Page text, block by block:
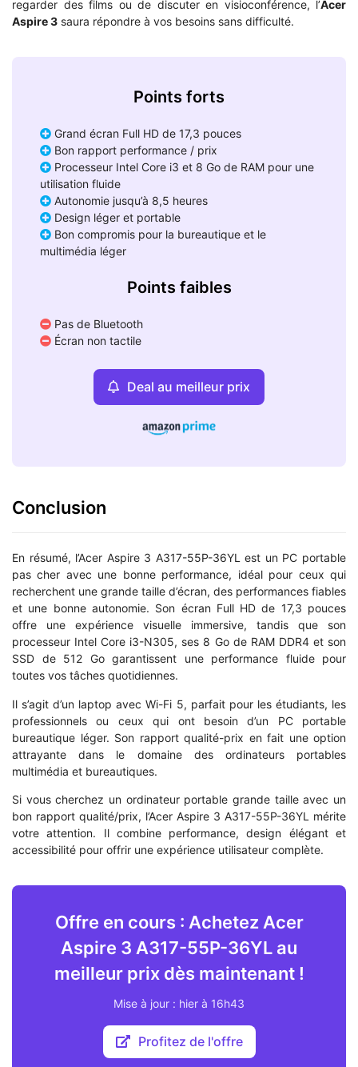
regarder des films ou de discuter en visioconférence, l’Acer
Aspire 3 saura répondre à vos besoins sans difficulté.
Points forts
Grand écran Full HD de 17,3 pouces
Bon rapport performance / prix
Processeur Intel Core i3 et 8 Go de RAM pour une
utilisation fluide
Autonomie jusqu’à 8,5 heures
Design léger et portable
Bon compromis pour la bureautique et le
multimédia léger
Points faibles
Pas de Bluetooth
Écran non tactile
Deal au meilleur prix
Conclusion
En résumé, l’Acer Aspire 3 A317-55P-36YL est un PC portable
pas cher avec une bonne performance, idéal pour ceux qui
recherchent une grande taille d’écran, des performances fiables
et une bonne autonomie. Son écran Full HD de 17,3 pouces
offre une expérience visuelle immersive, tandis que son
processeur Intel Core i3-N305, ses 8 Go de RAM DDR4 et son
SSD de 512 Go garantissent une performance fluide pour
toutes vos tâches quotidiennes.
Il s’agit d’un laptop avec Wi-Fi 5, parfait pour les étudiants, les
professionnels ou ceux qui ont besoin d’un PC portable
bureautique léger. Son rapport qualité-prix en fait une option
attrayante dans le domaine des ordinateurs portables
multimédia et bureautiques.
Si vous cherchez un ordinateur portable grande taille avec un
bon rapport qualité/prix, l’Acer Aspire 3 A317-55P-36YL mérite
votre attention. Il combine performance, design élégant et
accessibilité pour offrir une expérience utilisateur complète.
Offre en cours : Achetez Acer
Aspire 3 A317-55P-36YL au
meilleur prix dès maintenant !
Mise à jour : hier à 16h43
Profitez de l'offre